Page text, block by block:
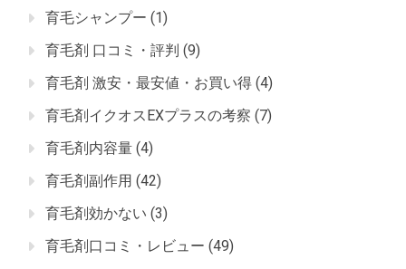
育毛シャンプー (1)
育毛剤 口コミ・評判 (9)
育毛剤 激安・最安値・お買い得 (4)
育毛剤イクオスEXプラスの考察 (7)
育毛剤内容量 (4)
育毛剤副作用 (42)
育毛剤効かない (3)
育毛剤口コミ・レビュー (49)